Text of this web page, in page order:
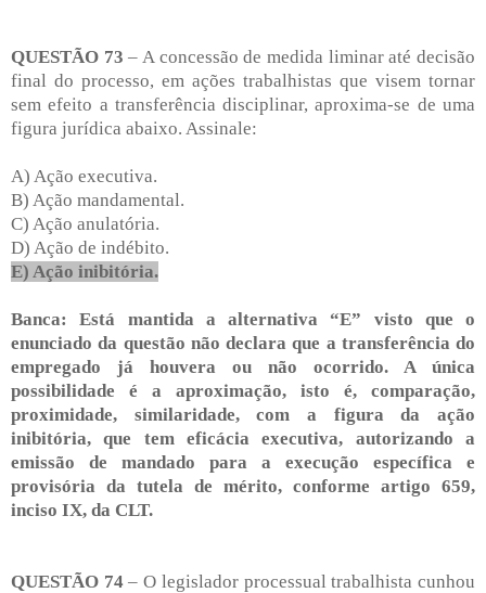
QUESTÃO 73 – A concessão de medida liminar até decisão
final do processo, em ações trabalhistas que visem tornar
sem efeito a transferência disciplinar, aproxima-se de uma
figura jurídica abaixo. Assinale:
A) Ação executiva.
B) Ação mandamental.
C) Ação anulatória.
D) Ação de indébito.
E) Ação inibitória.
Banca: Está mantida a alternativa “E” visto que o
enunciado da questão não declara que a transferência do
empregado já houvera ou não ocorrido. A única
possibilidade é a aproximação, isto é, comparação,
proximidade, similaridade, com a figura da ação
inibitória, que tem eficácia executiva, autorizando a
emissão de mandado para a execução específica e
provisória da tutela de mérito, conforme artigo 659,
inciso IX, da CLT.
QUESTÃO 74– O legislador processual trabalhista cunhou